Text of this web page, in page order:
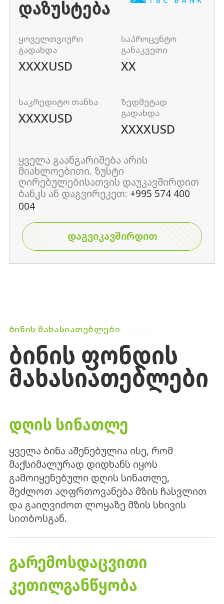
ᲓᲐᲖᲣᲡᲢᲔᲑᲐ
ყოველთვიური
გადახდა
XXXXUSD
საპროცენტო
განაკვეთი
XX
საკრედიტო თანხა
XXXXUSD
ზედმეტად
გადახდა
XXXXUSD
ყველა გაანგარიშება არის
მიახლოებითი. ზუსტი
ღირებულებისათვის დაუკავშირდით
ბანკს ან დაგვირეკეთ: +995 574 400
004
ᲓᲐᲒᲕᲘᲙᲐᲕᲨᲘᲠᲓᲘᲗ
ᲑᲘᲜᲘᲡ ᲛᲐᲮᲐᲡᲘᲐᲗᲔᲑᲚᲔᲑᲘ
ᲑᲘᲜᲘᲡ ᲤᲝᲜᲓᲘᲡ
ᲛᲐᲮᲐᲡᲘᲐᲗᲔᲑᲚᲔᲑᲘ
ᲓᲦᲘᲡ ᲡᲘᲜᲐᲗᲚᲔ
ყველა ბინა აშენებულია ისე, რომ
მაქსიმალურად დიდხანს იყოს
გამოიყენებული დღის სინათლე,
შეძლოთ აღფრთოვანება მზის ჩასვლით
და გაიღვიძოთ ლოყაზე მზის სხივის
სითბოსგან.
ᲒᲐᲠᲔᲛᲝᲡᲓᲐᲪᲕᲘᲗᲘ
ᲙᲔᲗᲘᲚᲒᲐᲜᲬᲧᲝᲑᲐ